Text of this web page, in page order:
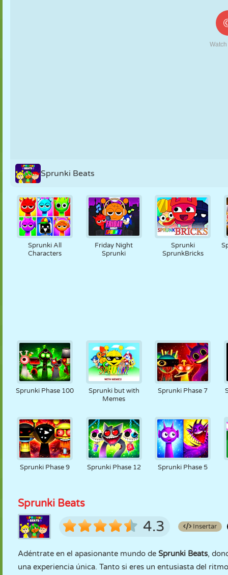
TRES EN RAYA
Sprunki Beats
Sprunki All
Characters
Friday Night
Sprunki
Sprunki
SprunkBricks
Sprunki Phase 100
Sprunki but with
Memes
Sprunki Phase 7
Sprunki Phase 9 Sprunki Phase 12 Sprunki Phase 5
Sprunki Beats
4.3 Insertar
Adéntrate en el apasionante mundo de Sprunki Beats,
una experiencia única. Tanto si eres un entusiasta del